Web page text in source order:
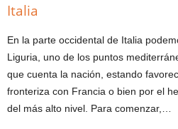
Italia
En la parte occidental de Italia
Liguria, uno de los puntos
que cuenta la nación, estando
fronteriza con Francia o bien por el
del más alto nivel. Para comenzar,…